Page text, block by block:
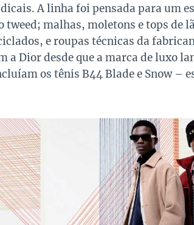
A linha foi pensada para um
tweed; malhas, moletons e tops de
e roupas técnicas da
a Dior desde que a marca de luxo
os tênis B44 Blade e Snow –